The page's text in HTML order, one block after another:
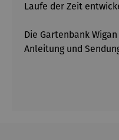
Laufe der Zeit
Die Gartenbank
Anleitung und